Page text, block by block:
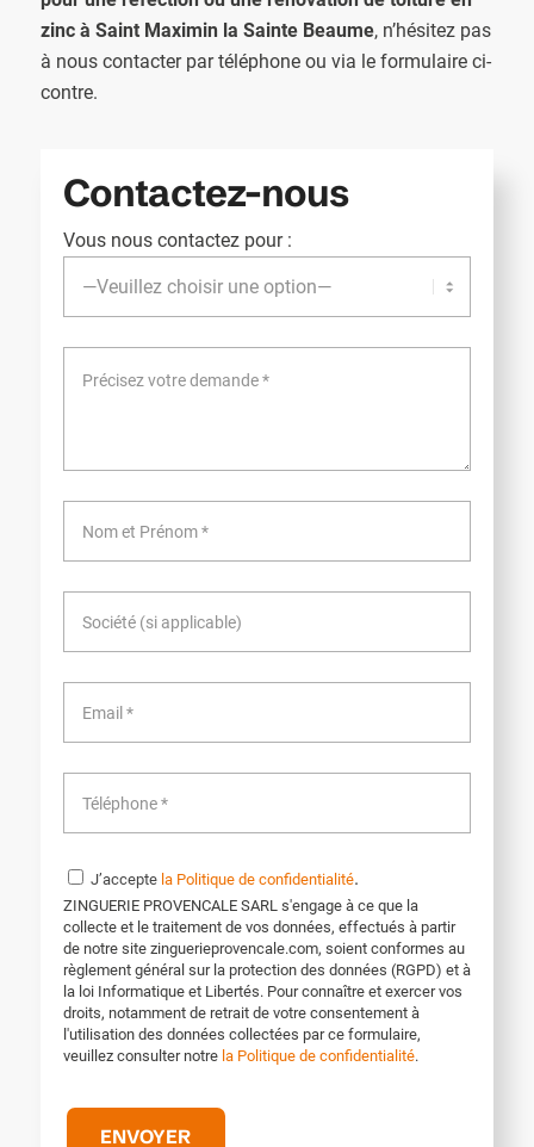
zinc à Saint Maximin la Sainte Beaume, n’hésitez pas
à nous contacter par téléphone ou via le formulaire ci-
contre.
Contactez-nous
Vous nous contactez pour :
J’accepte la Politique de confidentialité.
ZINGUERIE PROVENCALE SARL s'engage à ce que la
collecte et le traitement de vos données, effectués à partir
de notre site zinguerieprovencale.com, soient conformes au
règlement général sur la protection des données (RGPD) et à
la loi Informatique et Libertés. Pour connaître et exercer vos
droits, notamment de retrait de votre consentement à
l'utilisation des données collectées par ce formulaire,
veuillez consulter notre la Politique de confidentialité.